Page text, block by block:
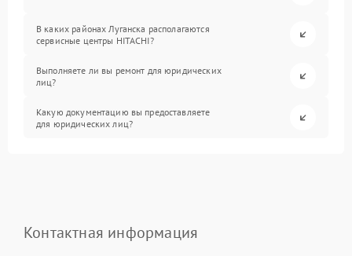
В каких районах Луганска располагаются
сервисные центры HITACHI?
Выполняете ли вы ремонт для юридических
лиц?
Какую документацию вы предоставляете
для юридических лиц?
Контактная информация